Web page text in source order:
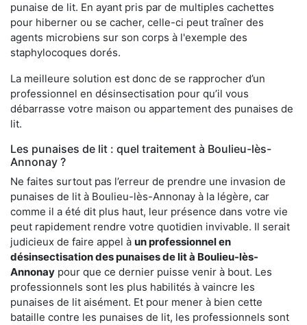
punaise de lit. En ayant pris par de multiples cachettes
pour hiberner ou se cacher, celle-ci peut traîner des
agents microbiens sur son corps à l'exemple des
staphylocoques dorés.
La meilleure solution est donc de se rapprocher d’un
professionnel en désinsectisation pour qu’il vous
débarrasse votre maison ou appartement des punaises de
lit.
Les punaises de lit : quel traitement à Boulieu-lès-
Annonay ?
Ne faites surtout pas l’erreur de prendre une invasion de
punaises de lit à Boulieu-lès-Annonay à la légère, car
comme il a été dit plus haut, leur présence dans votre vie
peut rapidement rendre votre quotidien invivable. Il serait
judicieux de faire appel à un professionnel en
désinsectisation des punaises de lit à Boulieu-lès-
Annonay pour que ce dernier puisse venir à bout. Les
professionnels sont les plus habilités à vaincre les
punaises de lit aisément. Et pour mener à bien cette
bataille contre les punaises de lit, les professionnels sont